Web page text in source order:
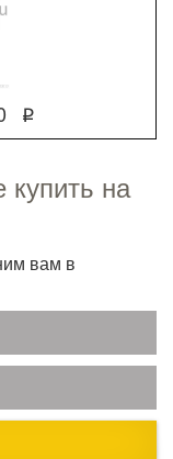
q
на
вам в